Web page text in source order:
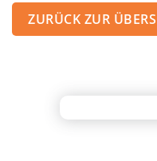
ZURÜCK ZUR